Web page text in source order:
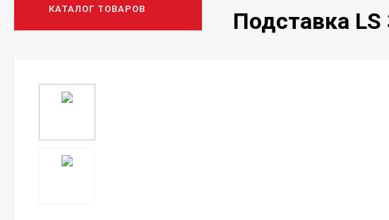
КАТАЛОГ ТОВАРОВ Подставка LS